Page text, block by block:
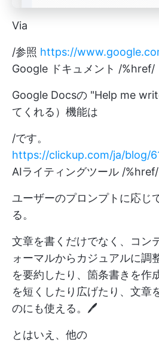
Via
/参照 https://
Google ドキュメント /%href/
Google Docsの "Help me
てくれる）機能は
/です。
https://clickup.com/ja/blog/
AIライティングツール /%href/
ユーザーのプロンプトに応じ
る。
文章を書くだけでなく、コン
ォーマルからカジュアルに調
を要約したり、箇条書きを作
を短くしたり広げたり、文章
のにも使える。🖊️
とはいえ、他の